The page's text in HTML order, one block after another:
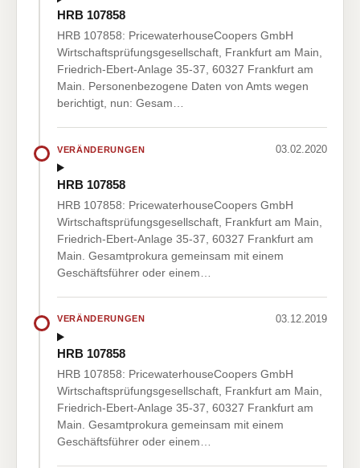
HRB 107858
HRB 107858: PricewaterhouseCoopers GmbH
Wirtschaftsprüfungsgesellschaft, Frankfurt am Main,
Friedrich-Ebert-Anlage 35-37, 60327 Frankfurt am
Main. Personenbezogene Daten von Amts wegen
berichtigt, nun: Gesam…
VERÄNDERUNGEN 03.02.2020
HRB 107858
HRB 107858: PricewaterhouseCoopers GmbH
Wirtschaftsprüfungsgesellschaft, Frankfurt am Main,
Friedrich-Ebert-Anlage 35-37, 60327 Frankfurt am
Main. Gesamtprokura gemeinsam mit einem
Geschäftsführer oder einem…
VERÄNDERUNGEN 03.12.2019
HRB 107858
HRB 107858: PricewaterhouseCoopers GmbH
Wirtschaftsprüfungsgesellschaft, Frankfurt am Main,
Friedrich-Ebert-Anlage 35-37, 60327 Frankfurt am
Main. Gesamtprokura gemeinsam mit einem
Geschäftsführer oder einem…